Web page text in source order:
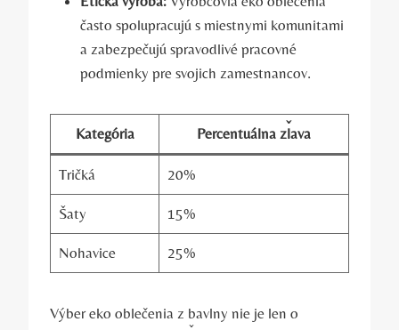
často spolupracujú s miestnymi komunitami
a zabezpečujú spravodlivé pracovné
podmienky pre svojich zamestnancov.
Kategória Percentuálna zľava
Tričká 20%
Šaty 15%
Nohavice 25%
Výber eko oblečenia z bavlny nie je len o